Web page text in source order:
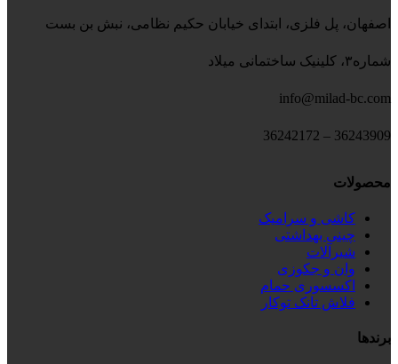
اصفهان، پل فلزی، ابتدای خیابان حکیم نظامی، نبش بن بست
شماره۳، کلینیک ساختمانی میلاد
info@milad-bc.com
36243909 – 36242172
محصولات
کاشی و سرامیک
چینی بهداشتی
شیرآلات
وان و جکوزی
اکسسوری حمام
فلاش تانک توکار
برندها